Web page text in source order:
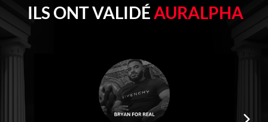
ILS ONT VALIDÉ AURALPHA